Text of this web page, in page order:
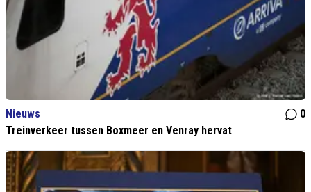
Nieuws
0
Treinverkeer tussen Boxmeer en Venray hervat